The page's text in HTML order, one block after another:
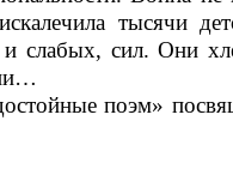
тысячи
слабых, сил. Они
поэм»